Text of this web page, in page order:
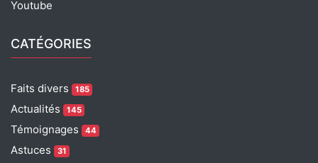
Youtube
CATÉGORIES
Faits divers 185
Actualités 145
Témoignages 44
Astuces 31